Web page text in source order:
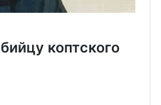
коптского